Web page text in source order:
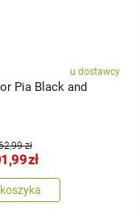
u dostawcy
Pia Black and
zł
zł